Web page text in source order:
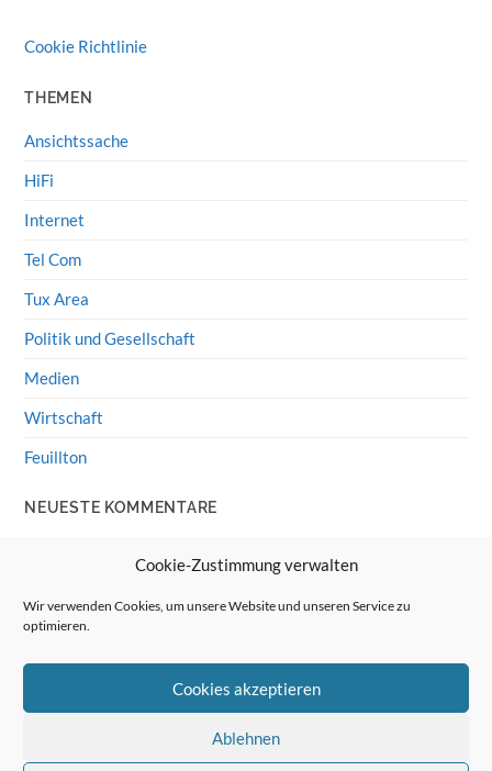
Cookie-Zustimmung verwalten
Wir verwenden Cookies, um unsere Website und unseren Service zu
optimieren.
Cookies akzeptieren
Ablehnen
Cookie Richtlinie
THEMEN
Ansichtssache
HiFi
Internet
Tel Com
Tux Area
Politik und Gesellschaft
Medien
Wirtschaft
Feuillton
NEUESTE KOMMENTARE
Wolff von Rechenberg
Linux Mint: Google Drive integrieren
HiFi-Klassiker: Celestion 3